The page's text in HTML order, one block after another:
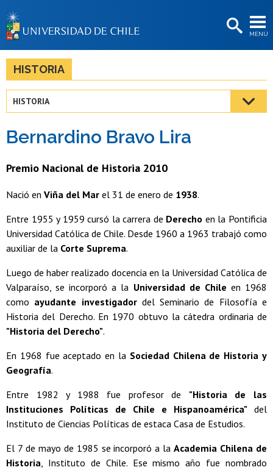
MENÚ
BIBLIOTECAS
Estudiantes
Académicas/os
Funcionarias/os
HISTORIA
HISTORIA
Bernardino Bravo Lira
Premio Nacional de Historia 2010
Nació en Viña del Mar el 31 de enero de 1938.
Entre 1955 y 1959 cursó la carrera de Derecho en la Pontificia
Universidad Católica de Chile. Desde 1960 a 1963 trabajó como
auxiliar de la Corte Suprema.
Luego de haber realizado docencia en la Universidad Católica de
Valparaíso, se incorporó a la Universidad de Chile en 1968
como ayudante investigadordel Seminario de Filosofía e
Historia del Derecho. En 1970 obtuvo la cátedra ordinaria de
"Historia del Derecho".
En 1968 fue aceptado en la Sociedad Chilena de Historia y
Geografía.
Entre 1982 y 1988 fue profesor de "Historia de las
Instituciones Políticas de Chile e Hispanoamérica" del
Instituto de Ciencias Políticas de estaca Casa de Estudios.
El 7 de mayo de 1985 se incorporó a laAcademia Chilena de
Historia, Instituto de Chile. Ese mismo año fue nombrado